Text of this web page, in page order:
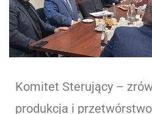
Komitet Sterujący –
produkcja i